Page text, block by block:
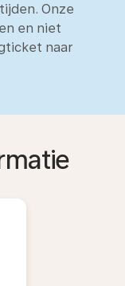
Onze
en niet
naar